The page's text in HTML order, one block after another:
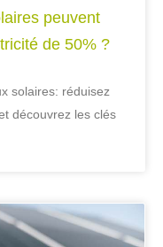
peuvent
de 50% ?
solaires: réduisez
découvrez les clés